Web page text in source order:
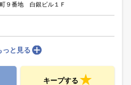
９番地 白銀ビル１Ｆ
っと見る
キープする